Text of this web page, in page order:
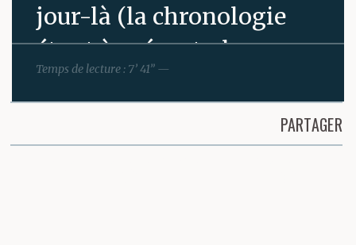
jour-là (la chronologie
étant à présent plus ou
moins ininterrompue),
l’accueillir. Puis elle
Temps de lecture : 7’ 41” —
PARTAGER